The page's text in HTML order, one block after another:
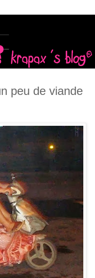
peu de viande